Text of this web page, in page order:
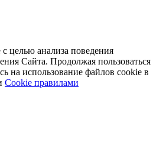
целью анализа поведения
Сайта. Продолжая пользоваться
на использование файлов cookie в
Cookiе правилами